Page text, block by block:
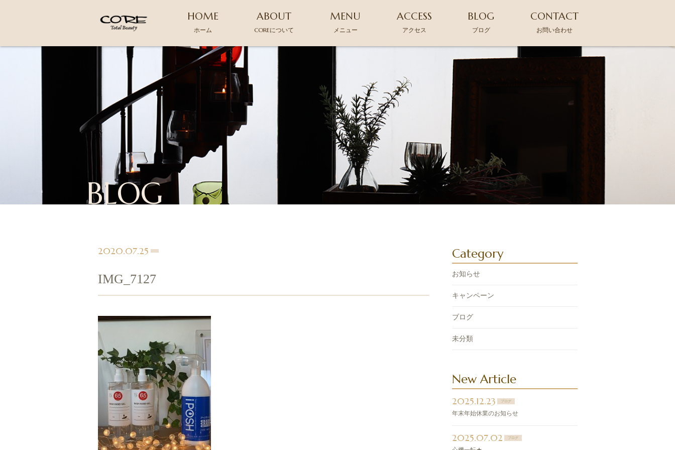
HOME
ホーム
ABOUT
COREについて
MENU
メニュー
ACCESS
アクセス
BLOG
ブログ
CONTACT
お問い合わせ
BLOG
2020.07.25
IMG_7127
Category
お知らせ
キャンペーン
ブログ
未分類
New Article
2025.12.23 ブログ
年末年始休業のお知らせ
2025.07.02 ブログ